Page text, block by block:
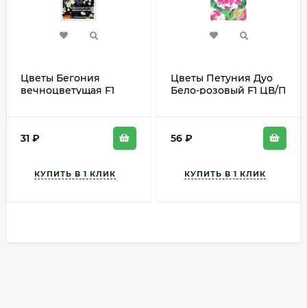
Цветы Бегония
вечноцветущая F1
31 ₽
Цветы Петуния Дуо
Бело-розовый F1 ЦВ/П
56 ₽